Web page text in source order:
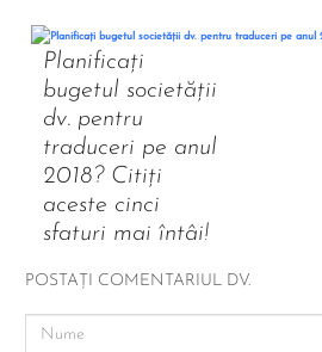
Planificați
bugetul societății
dv. pentru
traduceri pe anul
2018? Citiți
aceste cinci
sfaturi mai întâi!
POSTAȚI COMENTARIUL DV.